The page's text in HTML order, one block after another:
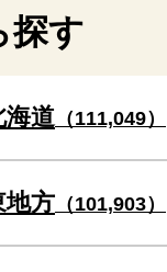
探す
海道 （111,049）
地方 （101,903）